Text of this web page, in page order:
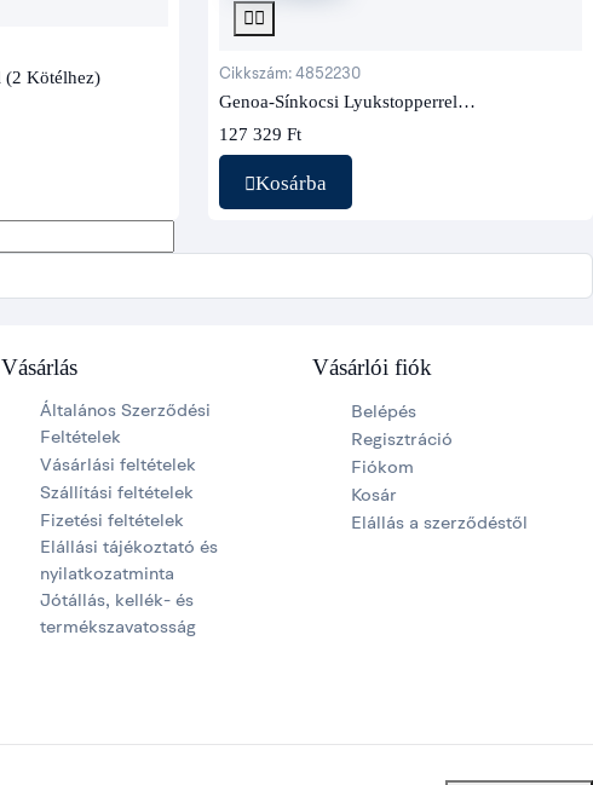
(2 Kötélhez)
Cikkszám: 4852230
Genoa-Sínkocsi Lyukstopperrel
127 329 Ft
Kosárba
Vásárlás
Általános Szerződési
Feltételek
Vásárlási feltételek
Szállítási feltételek
Fizetési feltételek
Elállási tájékoztató és
nyilatkozatminta
Jótállás, kellék- és
termékszavatosság
Vásárlói fiók
Belépés
Regisztráció
Fiókom
Kosár
Elállás a szerződéstől